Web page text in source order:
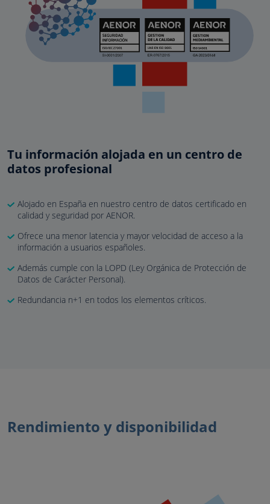
Tu información alojada en un centro de
datos profesional
Alojado en España en nuestro centro de datos certificado en
calidad y seguridad por AENOR.
Ofrece una menor latencia y mayor velocidad de acceso a la
información a usuarios españoles.
Además cumple con la LOPD (Ley Orgánica de Protección de
Datos de Carácter Personal).
Redundancia n+1 en todos los elementos críticos.
Rendimiento y disponibilidad